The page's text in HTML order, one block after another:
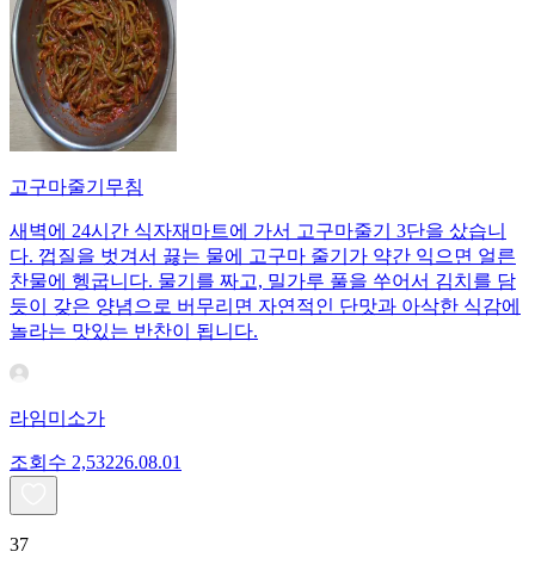
고구마줄기무침
새벽에 24시간 식자재마트에 가서 고구마줄기 3단을 샀습니
다. 껍질을 벗겨서 끓는 물에 고구마 줄기가 약간 익으면 얼른
찬물에 헹굽니다. 물기를 짜고, 밀가루 풀을 쑤어서 김치를 담
듯이 갖은 양념으로 버무리면 자연적인 단맛과 아삭한 식감에
놀라는 맛있는 반찬이 됩니다.
라임미소가
조회수 2,53226.08.01
37